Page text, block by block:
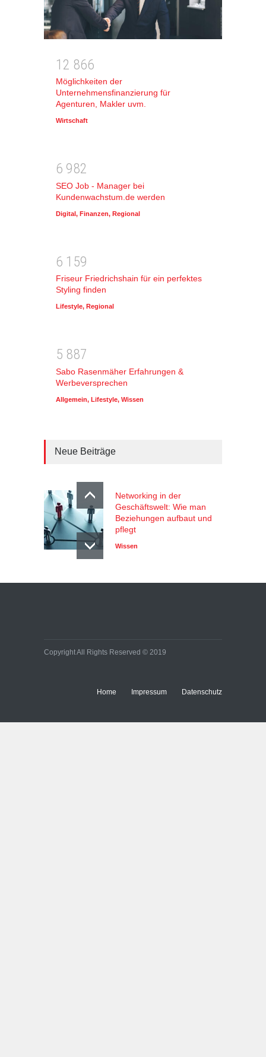
1 2 866
Möglichkeiten der
Unternehmensfinanzierung für
Agenturen, Makler uvm.
Wirtschaft
6 982
SEO Job - Manager bei
Kundenwachstum.de werden
Digital, Finanzen, Regional
6 1 59
Friseur Friedrichshain für ein perfektes
Styling finden
Lifestyle, Regional
5 887
Sabo Rasenmäher Erfahrungen &
Werbeversprechen
Allgemein, Lifestyle, Wissen
Neue Beiträge
Networking in der
Geschäftswelt: Wie man
Beziehungen aufbaut und
pflegt
Wissen
Copyright All Rights Reserved © 2019
Home Impressum Datenschutz